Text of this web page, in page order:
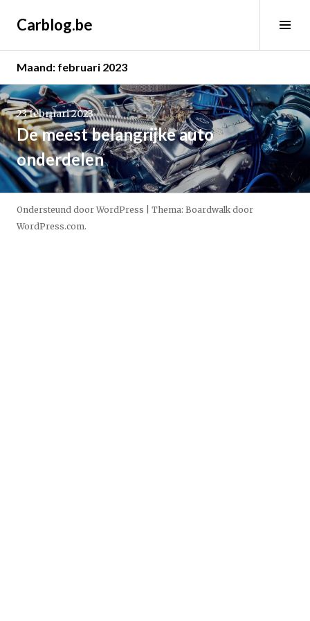
naarCarblog.be
Maand: februari 2023
23 februari 2023
De meest belangrijke auto
onderdelen
Lees
verder
→
Ondersteund door WordPress
Thema: Boardwalk door
WordPress.com.